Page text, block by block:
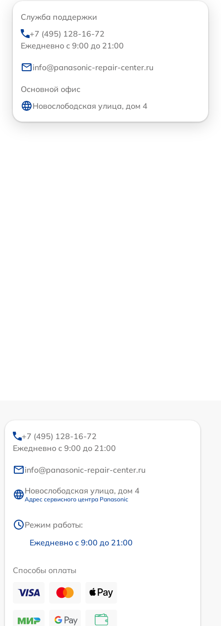
Служба поддержки
+7 (495) 128-16-72
Ежедневно с 9:00 до 21:00
info@panasonic-repair-center.ru
Основной офис
Новослободская улица, дом 4
+7 (495) 128-16-72
Ежедневно с 9:00 до 21:00
info@panasonic-repair-center.ru
Новослободская улица, дом 4
Адрес сервисного центра Panasonic
Режим работы:
Ежедневно с 9:00 до 21:00
Способы оплаты